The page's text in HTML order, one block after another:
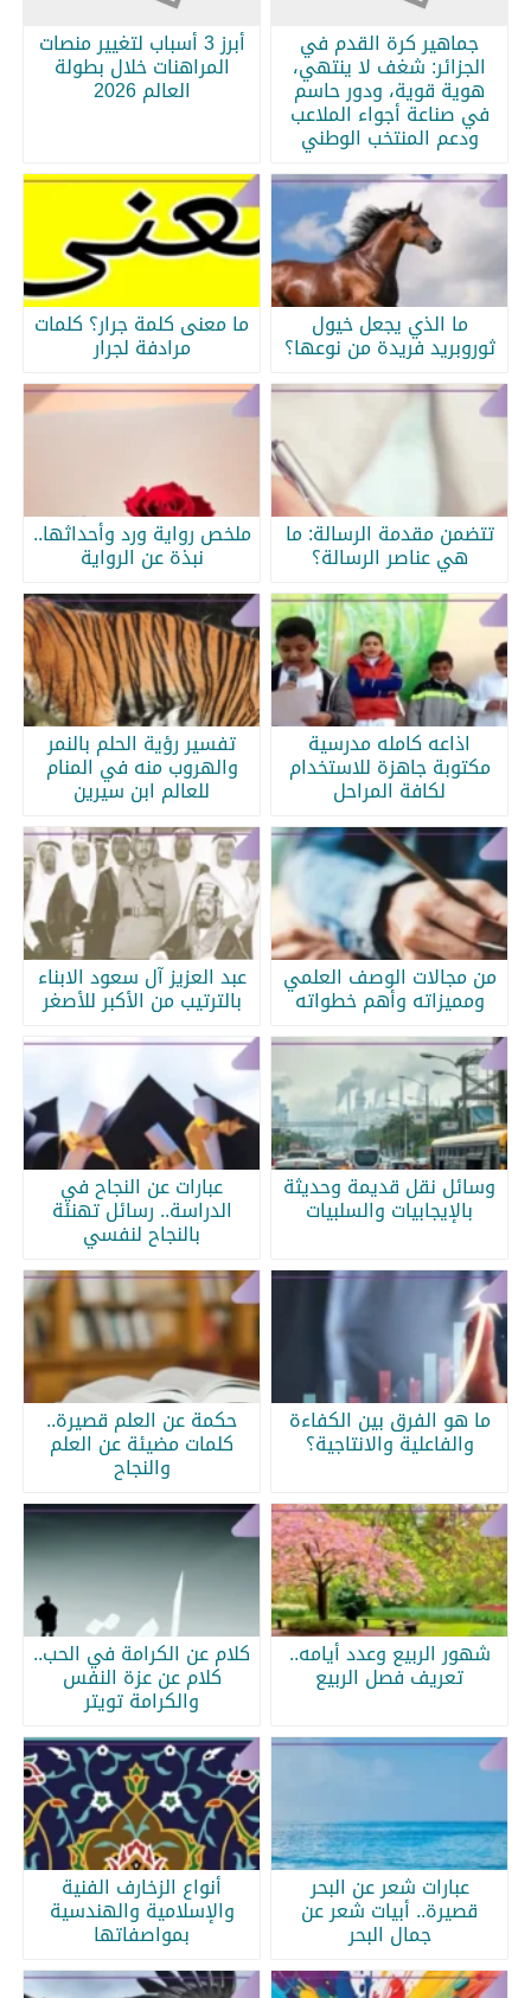
جماهير كرة القدم في
الجزائر: شغف لا ينتهي،
هوية قوية، ودور حاسم
في صناعة أجواء الملاعب
ودعم المنتخب الوطني
أبرز 3 أسباب لتغيير منصات
المراهنات خلال بطولة
العالم 2026
ما الذي يجعل خيول
ثوروبريد فريدة من نوعها؟
ما معنى كلمة جرار؟ كلمات
مرادفة لجرار
تتضمن مقدمة الرسالة: ما
هي عناصر الرسالة؟
ملخص رواية ورد وأحداثها..
نبذة عن الرواية
اذاعه كامله مدرسية
مكتوبة جاهزة للاستخدام
لكافة المراحل
تفسير رؤية الحلم بالنمر
والهروب منه في المنام
للعالم ابن سيرين
من مجالات الوصف العلمي
ومميزاته وأهم خطواته
عبد العزيز آل سعود الابناء
بالترتيب من الأكبر للأصغر
وسائل نقل قديمة وحديثة
بالإيجابيات والسلبيات
عبارات عن النجاح في
الدراسة.. رسائل تهنئة
بالنجاح لنفسي
ما هو الفرق بين الكفاءة
والفاعلية والانتاجية؟
حكمة عن العلم قصيرة..
كلمات مضيئة عن العلم
والنجاح
شهور الربيع وعدد أيامه..
تعريف فصل الربيع
كلام عن الكرامة في الحب..
كلام عن عزة النفس
والكرامة تويتر
عبارات شعر عن البحر
قصيرة.. أبيات شعر عن
جمال البحر
أنواع الزخارف الفنية
والإسلامية والهندسية
بمواصفاتها